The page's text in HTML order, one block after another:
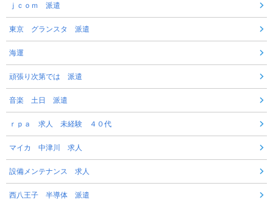
ｊｃｏｍ 派遣
東京 グランスタ 派遣
海運
頑張り次第では 派遣
音楽 土日 派遣
ｒｐａ 求人 未経験 ４０代
マイカ 中津川 求人
設備メンテナンス 求人
西八王子 半導体 派遣